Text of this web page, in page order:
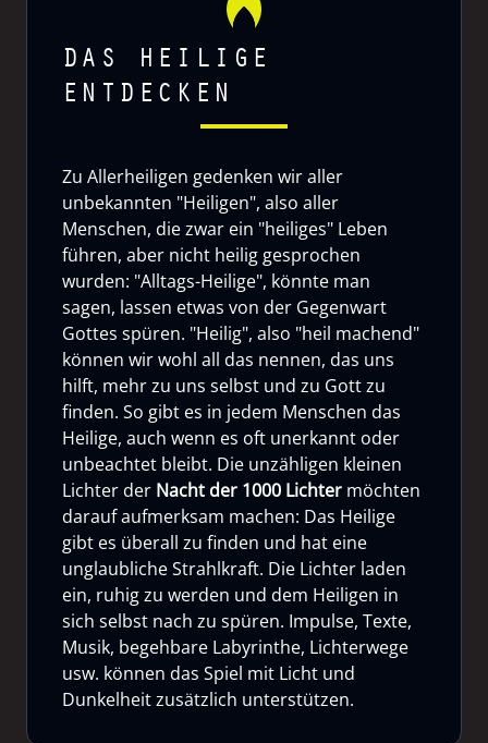
DAS HEILIGE
ENTDECKEN
Zu Allerheiligen gedenken wir aller
unbekannten "Heiligen", also aller
Menschen, die zwar ein "heiliges" Leben
führen, aber nicht heilig gesprochen
wurden: "Alltags-Heilige", könnte man
sagen, lassen etwas von der Gegenwart
Gottes spüren. "Heilig", also "heil machend"
können wir wohl all das nennen, das uns
hilft, mehr zu uns selbst und zu Gott zu
finden. So gibt es in jedem Menschen das
Heilige, auch wenn es oft unerkannt oder
unbeachtet bleibt. Die unzähligen kleinen
Lichter der Nacht der 1000 Lichter möchten
darauf aufmerksam machen: Das Heilige
gibt es überall zu finden und hat eine
unglaubliche Strahlkraft. Die Lichter laden
ein, ruhig zu werden und dem Heiligen in
sich selbst nach zu spüren. Impulse, Texte,
Musik, begehbare Labyrinthe, Lichterwege
usw. können das Spiel mit Licht und
Dunkelheit zusätzlich unterstützen.